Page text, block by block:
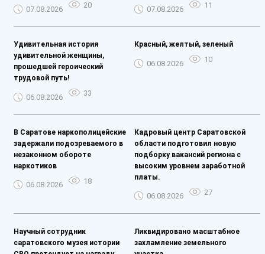
07.08.2026 20 07.08.2026 11
Удивительная история
удивительной женщины,
прошедшей героический
трудовой путь!
06.08.2026 33
Красный, желтый, зеленый
06.08.2026 10
В Саратове наркополицейские
задержали подозреваемого в
незаконном обороте
наркотиков
06.08.2026 18
Кадровый центр Саратовской
области подготовил новую
подборку вакансий региона с
высоким уровнем заработной
платы.
06.08.2026 27
Научный сотрудник
саратовского музея истории
Ликвидировано масштабное
захламление земельного